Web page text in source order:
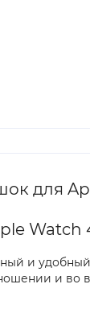
для
и
и во